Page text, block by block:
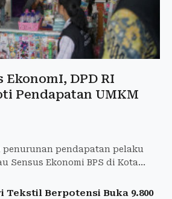
EkonomI, DPD RI
Pendapatan UMKM
penurunan pendapatan pelaku
Sensus Ekonomi BPS di Kota
Berpotensi Buka 9.800